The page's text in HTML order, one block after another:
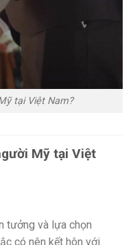
tại Việt Nam?
Mỹ tại Việt
tưởng và lựa chọn
có nên kết hôn với